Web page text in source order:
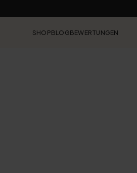
SHOPBLOGBEWERTUNGEN